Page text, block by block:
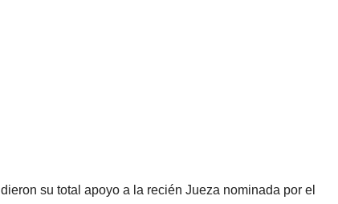
su total apoyo a la recién Jueza nominada por el